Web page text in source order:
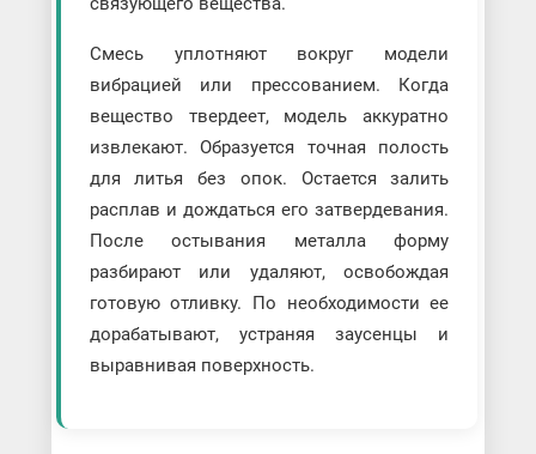
Смесь уплотняют вокруг модели
вибрацией или прессованием. Когда
вещество твердеет, модель аккуратно
извлекают. Образуется точная полость
для литья без опок. Остается залить
расплав и дождаться его затвердевания.
После остывания металла форму
разбирают или удаляют, освобождая
готовую отливку. По необходимости ее
дорабатывают, устраняя заусенцы и
выравнивая поверхность.